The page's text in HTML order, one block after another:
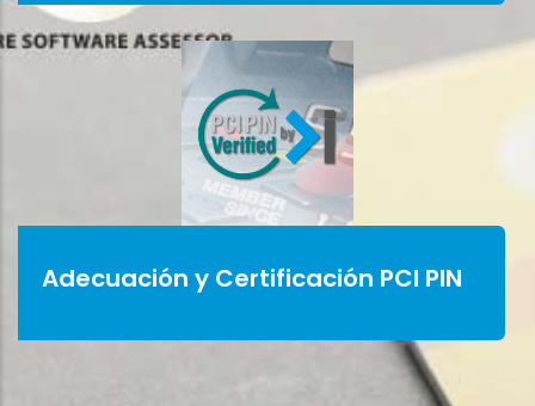
Adecuación y Certificación PCI PIN